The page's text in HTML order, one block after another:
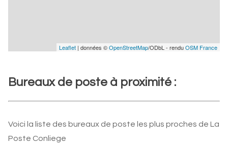
Leaflet | données ©OpenStreetMap/ODbL - renduOSM France
Bureaux de poste à proximité :
Voici la liste des bureaux de poste les plus proches de La
Poste Conliege